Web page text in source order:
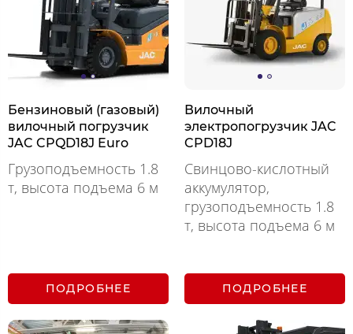
Бензиновый (газовый)
вилочный погрузчик
JAC CPQD18J Euro
Грузоподъемность 1.8
т, высота подъема 6 м
ПОДРОБНЕЕ
Вилочный
электропогрузчик JAC
CPD18J
Свинцово-кислотный
аккумулятор,
грузоподъемность 1.8
т, высота подъема 6 м
ПОДРОБНЕЕ